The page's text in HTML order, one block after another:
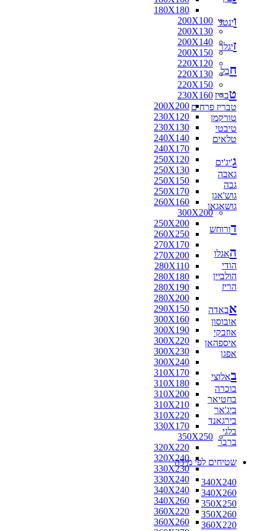
180X180
200X100
200X130
200X140
200X150
220X120
220X130
220X150
230X160
200X200
230X120
230X130
240X140
240X170
250X120
250X130
250X150
250X170
260X160
300X200
250X200
260X250
270X170
270X200
280X110
280X180
280X190
280X200
290X150
300X160
300X190
300X220
300X230
300X240
310X170
310X180
310X200
310X210
310X220
330X170
350X250
320X220
320X240
330X230
330X240
340X240
340X260
360X220
360X260
וינטג'
זיגלר
חבל
טבריז
טבריז פרחים
טורקמן
טיבטי
טלאים
ג'יג'ים
גאבה
גבה
גוש'אגן
גושאגאן
דורוחש
האגלו
הודי
הולביין
הריז
אבאדה
אובוסון
אוזבקי
איספהאן
אפגן
באלוצי
בוכרה
בחטיאר
ביג'אר
בירגאנד
בלגי
ברבר
שטיחים לפי מידה
340X240
340X260
350X250
350X260
360X220